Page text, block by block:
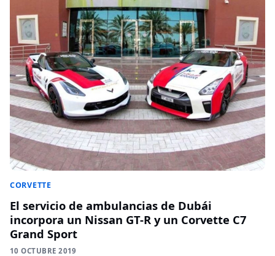
CORVETTE
El servicio de ambulancias de Dubái
incorpora un Nissan GT-R y un Corvette C7
Grand Sport
10 OCTUBRE 2019